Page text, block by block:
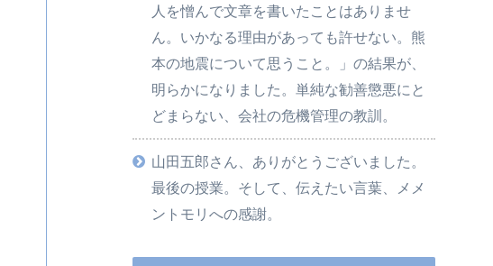
人を憎んで文章を書いたことはありませ
ん。いかなる理由があっても許せない。熊
本の地震について思うこと。」の結果が、
明らかになりました。単純な勧善懲悪にと
どまらない、会社の危機管理の教訓。
山田五郎さん、ありがとうございました。
最後の授業。そして、伝えたい言葉、メメ
ントモリへの感謝。